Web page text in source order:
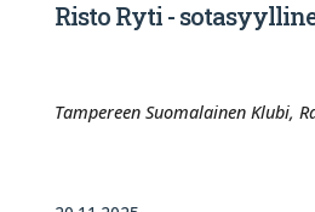
Risto Ryti -
Tampereen Suomalainen Klubi,